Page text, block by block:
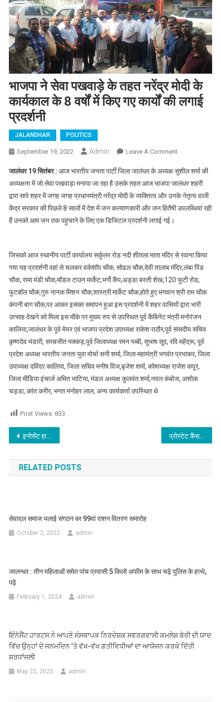
भाजपा ने सेवा पखवाड़े के तहत नरेंद्र मोदी के
कार्यकाल के 8 वर्षों में किए गए कार्यों की लगाई
प्रदर्शनी
JALANDHAR POLITICS
September 19, 2022 Admin Leave A CommentOn भाजपा ने
तहत नरेंद्र
मोदी के
कार्यकाल के 8
वर्षों में किए गए
जालंधर 19 सितंबर : आज भारतीय जनता पार्टी जिला जालंधर के अध्यक्ष सुशील शर्मा की
अध्यक्षता में जो सेवा पखवाड़ा मनाया जा रहा है उसके तहत आज भाजपा जालंधर शहरी
द्वारा सारे शहर में जगह जगह प्रधानमंत्री नरेंद्र मोदी के व्यक्तित्व और उनके नेतृत्व वाली
केंद्र सरकार की पिछले 8 सालों में देश में जन कल्याणकारी और जन हितैषी उपलब्धियां रही
हैं उनको आम जन तक पहुंचाने के लिए एक डिजिटल प्रदर्शनी लगाई गई।
जिसको आज स्थानीय पार्टी कार्यालय सर्कुलर रोड नदी शीतला माता मंदिर से रवाना किया
गया यह प्रदर्शनी वहां से चलकर वर्कशॉप चौक, सोढल चौक,देवी तालाब मंदिर,लंबा पिंड
चौक, रामा मंडी चौक,मॉडल टाउन मार्केट,भर्गो कैंप,अड्डा बस्ती शेख,120 फुटी रोड,
फुटबॉल चौक,गुरु नानक मिशन चौक,शास्त्री मार्केट चौक,होते हुए भगवान श्री राम चौक
कंपनी बाग चौक,पर आकर इसका समापन हुआ इस प्रदर्शनी में शहर वासियों द्वारा भारी
उत्साह देखने को मिला इस मौके पर मुख्य रुप से उपस्थित पूर्व कैबिनेट मंत्री मनोरंजन
कालिया,जालंधर के पूर्व मेयर एवं भाजपा प्रदेश उपाध्यक्ष राकेश राठौर,पूर्व संसदीय सचिव
कृष्णदेव भंडारी, सरबजीत मक्कड़,पूर्व जिलाध्यक्ष रमन पब्बी, सुभाष सूद, रवि महेंद्रू, पूर्व
प्रदेश अध्यक्ष भारतीय जनता युवा मोर्चा सनी शर्मा, जिला महामंत्री भगवंत प्रभाकर, जिला
उपाध्यक्ष दविंदर कालिया, जिला सचिव मनीष विज,बृजेश शर्मा, कोषाध्यक्ष राजेश कपूर,
जिला मीडिया इंचार्ज अमित भाटिया, मंडल अध्यक्ष कुलवंत शर्मा,नवल कंबोज, अशोक
चड्डा, कांत करीर, भगत मनोहर लाल, अन्य कार्यकर्ता उपस्थित थे
Post Views: 833
Post navigation
इनोसेंट हार्ट्स ग्रुप ऑफ इंस्टीट्यूशंस द्वारा कौशल विकास कार्यशाला का आयोजन प्रोस्टेट कैंसर अवेयरनेस इवेंट 21 सितंबर को
RELATED POSTS
सेवादल समाज भलाई संगठन का 99वां राशन वितरण समारोह
October 2, 2022 admin
जालन्धर : तीन महिलाओं समेत पांच प्रवासी 5 किलो अफीम के साथ चढ़े पुलिस के हत्थे,
पढ़े
February 1, 2024 admin
ਇੰਨੋਸੈਂਟ ਹਾਰਟਸ ਨੇ ਆਪਣੇ ਸੰਸਥਾਪਕ ਨਿਰਦੇਸ਼ਕ ਸਵਰਗਵਾਸੀ ਕਮਲੇਸ਼ ਬੋਰੀ ਦੀ ਯਾਦ
ਵਿੱਚ ਉਨ੍ਹਾਂ ਦੇ ਜਨਮਦਿਨ ‘ਤੇ ਵੱਖ-ਵੱਖ ਗਤੀਵਿਧੀਆਂ ਦਾ ਆਯੋਜਨ ਕਰਕੇ ਦਿੱਤੀ
ਸ਼ਰਧਾਂਜਲੀ
May 22, 2025 admin